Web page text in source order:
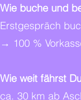
Wie buche und
Erstgespräch
→ 100 %
Wie weit fährst
ca. 30 km ab